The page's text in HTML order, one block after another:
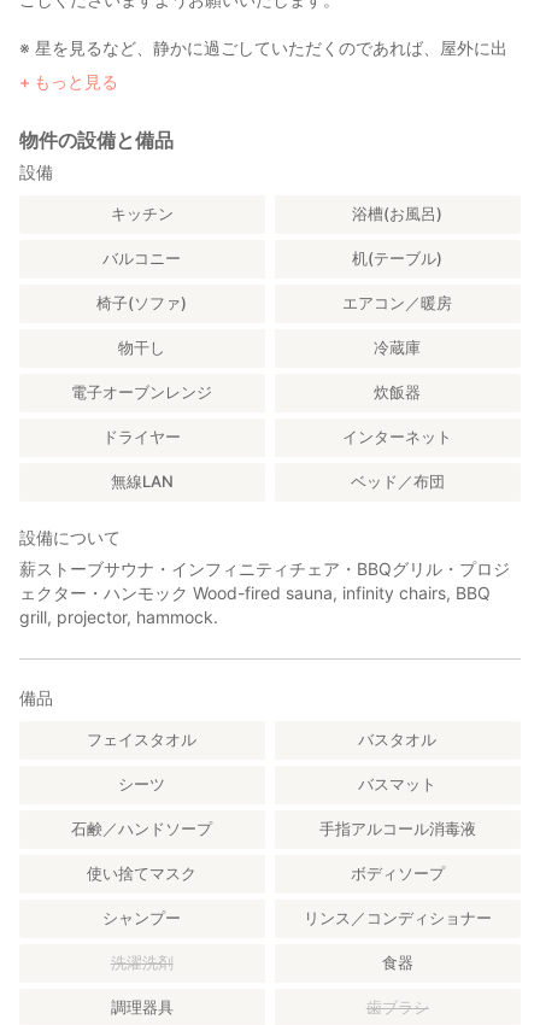
※ 星を見るなど、静かに過ごしていただくのであれば、屋外に出
ていただいても構いません。また屋内であっても大きな音を出す
行為はご遠慮ください。
・ 敷地内でのご利用をお願いしております。ロープを超えての隣
地への立ち入りは固くお断りしております。
・ サウナ内の薪ストーブ以外の焚き火・花火・蚊取り線香等の裸
喫煙はアウターリビングまたは敷地内で、ご自身で灰皿をご準
備の上お願いいたします。
保険が適用できる可能性がございます。
ご連絡いただけない場合は保険適用外となり、お客様の全額実
また紛失が確認された設備・器具・備品につきましても後日請
求させていただきます。
後、元の場所にお戻しいただく必要はありませんが、洗浄をお願
しております。
・ ゴミは分別して設置のゴミ箱にお入れください。
・ ペット同伴のご利用はお断りさせていただきます。
をお願いいたします。
・ 施設内は土足厳禁にてお願いしております。
・ ご入室されましたら、玄関に設置してあります冊子を必ずご一
もっと見る
物件の設備と備品
設備
キッチン 浴槽(お風呂)
バルコニー 机(テーブル)
椅子(ソファ) エアコン／暖房
物干し 冷蔵庫
電子オーブンレンジ 炊飯器
ドライヤー インターネット
無線LAN ベッド／布団
設備について
薪ストーブサウナ・インフィニティチェア・BBQグリル・プロジ
ェクター・ハンモック Wood-fired sauna, infinity chairs, BBQ
grill, projector, hammock.
備品
フェイスタオル バスタオル
シーツ バスマット
石鹸／ハンドソープ 手指アルコール消毒液
使い捨てマスク ボディソープ
シャンプー リンス／コンディショナー
洗濯洗剤 食器
調理器具 歯ブラシ